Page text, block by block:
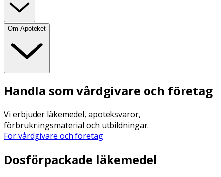
Om Apoteket
Handla som vårdgivare och företag
Vi erbjuder läkemedel, apoteksvaror,
förbrukningsmaterial och utbildningar.
För vårdgivare och företag
Dosförpackade läkemedel